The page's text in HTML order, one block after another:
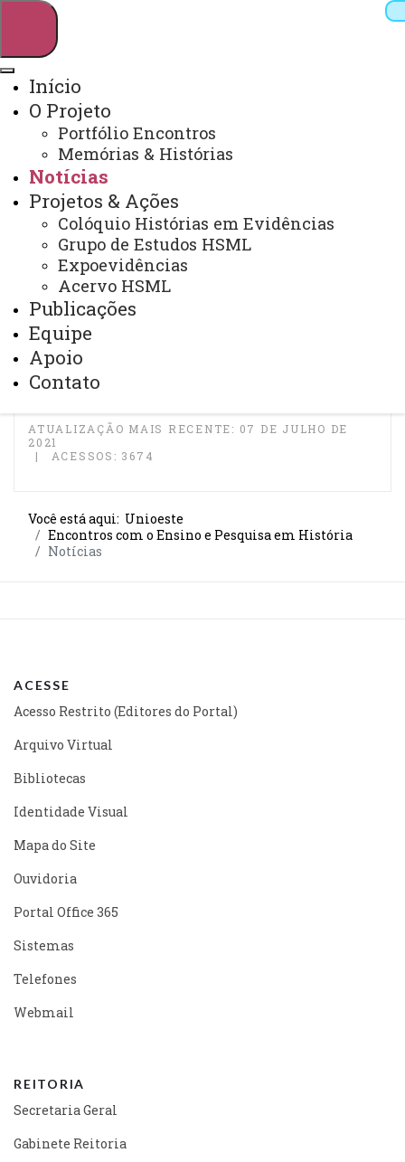
Webmail Sistemas
Arquivo Virtual
Campus
Início
O Projeto
Portfólio Encontros
Memórias & Histórias
Notícias
Projetos & Ações
Colóquio Histórias em Evidências
Grupo de Estudos HSML
Expoevidências
Acervo HSML
Publicações
Equipe
Apoio
Contato
Notícias
ATUALIZAÇÃO MAIS RECENTE: 07 DE JULHO DE
2021
ACESSOS: 3674
Você está aqui: Unioeste
Encontros com o Ensino e Pesquisa em História
Notícias
ACESSE
Acesso Restrito (Editores do Portal)
Arquivo Virtual
Bibliotecas
Identidade Visual
Mapa do Site
Ouvidoria
Portal Office 365
Sistemas
Telefones
Webmail
REITORIA
Secretaria Geral
Gabinete Reitoria